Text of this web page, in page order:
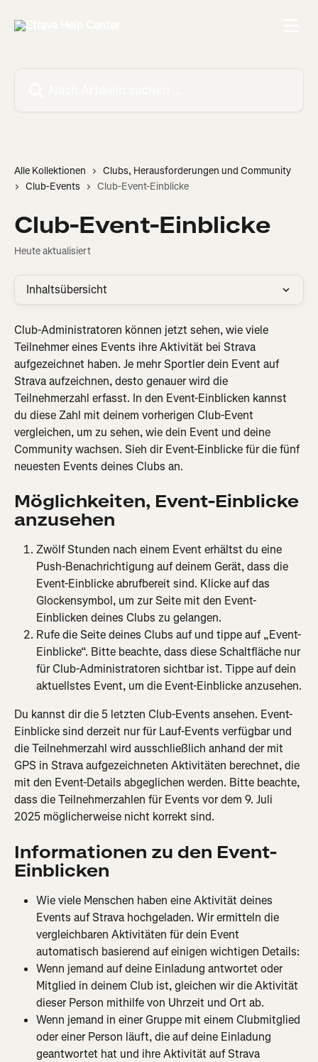
Alle Kollektionen
Clubs, Herausforderungen und Community
Club-Events
Club-Event-Einblicke
Club-Event-Einblicke
Heute aktualisiert
Inhaltsübersicht
Club-Administratoren können jetzt sehen, wie viele
Teilnehmer eines Events ihre Aktivität bei Strava
aufgezeichnet haben. Je mehr Sportler dein Event auf
Strava aufzeichnen, desto genauer wird die
Teilnehmerzahl erfasst. In den Event-Einblicken kannst
du diese Zahl mit deinem vorherigen Club-Event
vergleichen, um zu sehen, wie dein Event und deine
Community wachsen. Sieh dir Event-Einblicke für die fünf
neuesten Events deines Clubs an.
Möglichkeiten, Event-Einblicke
anzusehen
Zwölf Stunden nach einem Event erhältst du eine
Push-Benachrichtigung auf deinem Gerät, dass die
Event-Einblicke abrufbereit sind. Klicke auf das
Glockensymbol, um zur Seite mit den Event-
Einblicken deines Clubs zu gelangen.
Rufe die Seite deines Clubs auf und tippe auf „Event-
Einblicke“. Bitte beachte, dass diese Schaltfläche nur
für Club-Administratoren sichtbar ist. Tippe auf dein
aktuellstes Event, um die Event-Einblicke anzusehen.
Du kannst dir die 5 letzten Club-Events ansehen. Event-
Einblicke sind derzeit nur für Lauf-Events verfügbar und
die Teilnehmerzahl wird ausschließlich anhand der mit
GPS in Strava aufgezeichneten Aktivitäten berechnet, die
mit den Event-Details abgeglichen werden. Bitte beachte,
dass die Teilnehmerzahlen für Events vor dem 9. Juli
2025 möglicherweise nicht korrekt sind.
Informationen zu den Event-
Einblicken
Wie viele Menschen haben eine Aktivität deines
Events auf Strava hochgeladen. Wir ermitteln die
vergleichbaren Aktivitäten für dein Event
automatisch basierend auf einigen wichtigen Details:
Wenn jemand auf deine Einladung antwortet oder
Mitglied in deinem Club ist, gleichen wir die Aktivität
dieser Person mithilfe von Uhrzeit und Ort ab.
Wenn jemand in einer Gruppe mit einem Clubmitglied
oder einer Person läuft, die auf deine Einladung
geantwortet hat und ihre Aktivität auf Strava